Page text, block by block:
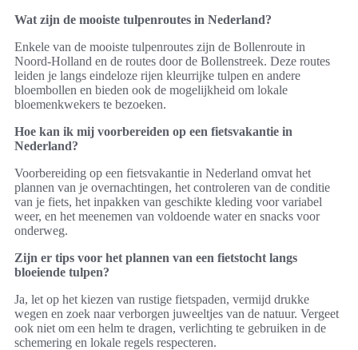
Wat zijn de mooiste tulpenroutes in Nederland?
Enkele van de mooiste tulpenroutes zijn de Bollenroute in
Noord-Holland en de routes door de Bollenstreek. Deze routes
leiden je langs eindeloze rijen kleurrijke tulpen en andere
bloembollen en bieden ook de mogelijkheid om lokale
bloemenkwekers te bezoeken.
Hoe kan ik mij voorbereiden op een fietsvakantie in
Nederland?
Voorbereiding op een fietsvakantie in Nederland omvat het
plannen van je overnachtingen, het controleren van de conditie
van je fiets, het inpakken van geschikte kleding voor variabel
weer, en het meenemen van voldoende water en snacks voor
onderweg.
Zijn er tips voor het plannen van een fietstocht langs
bloeiende tulpen?
Ja, let op het kiezen van rustige fietspaden, vermijd drukke
wegen en zoek naar verborgen juweeltjes van de natuur. Vergeet
ook niet om een helm te dragen, verlichting te gebruiken in de
schemering en lokale regels respecteren.